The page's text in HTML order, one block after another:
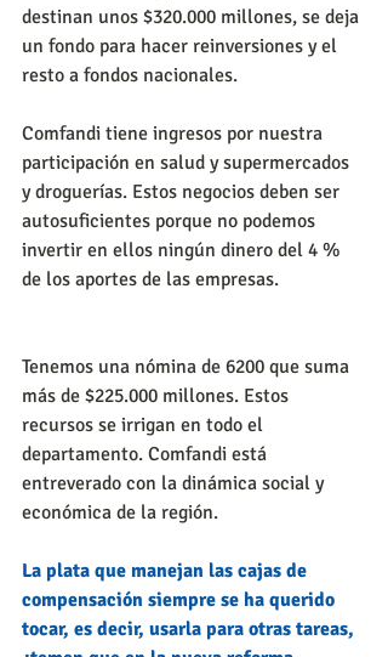
destinan unos $320.000 millones, se deja
un fondo para hacer reinversiones y el
resto a fondos nacionales.
Comfandi tiene ingresos por nuestra
participación en salud y supermercados
y droguerías. Estos negocios deben ser
autosuficientes porque no podemos
invertir en ellos ningún dinero del 4 %
de los aportes de las empresas.
Tenemos una nómina de 6200 que suma
más de $225.000 millones. Estos
recursos se irrigan en todo el
departamento. Comfandi está
entreverado con la dinámica social y
económica de la región.
La plata que manejan las cajas de
compensación siempre se ha querido
tocar, es decir, usarla para otras tareas,